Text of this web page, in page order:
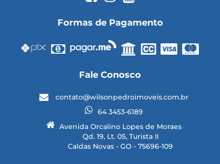
Formas de Pagamento
Fale Conosco
contato@wilsonpedroimoveis.com.br
64 3453-6189
Avenida Orcalino Lopes de Moraes
Qd. 19, Lt. 05, Turista II
Caldas Novas - GO - 75696-109